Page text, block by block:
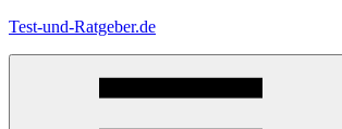
Zum
Test-und-Ratgeber.de